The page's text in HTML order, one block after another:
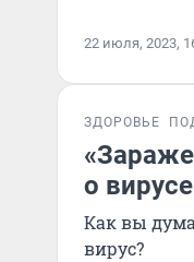
22 июля, 2023,
ЗДОРОВЬЕ
о
Как вы
вирус?